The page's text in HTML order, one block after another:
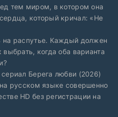
тем миром, в котором она
который кричал: «Не
на распутье. Каждый должен
когда оба варианта
Берега любви (2026)
русском языке совершенно
HD без регистрации на